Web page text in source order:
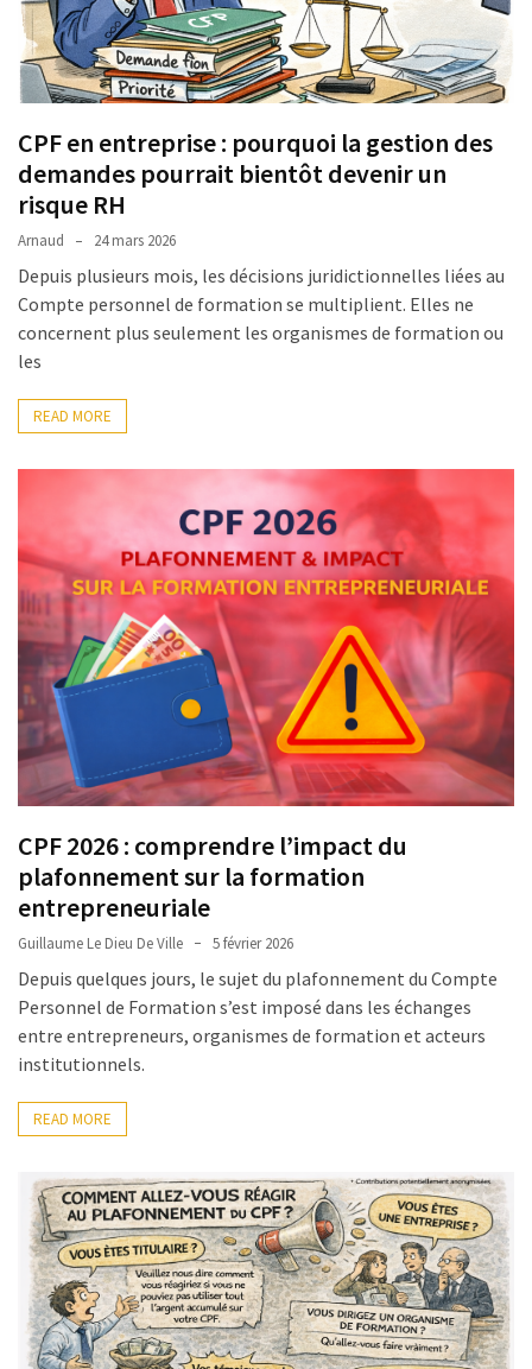
(32)
Certification
(28)
CPF en entreprise : pourquoi la gestion des
demandes pourrait bientôt devenir un
risque RH
Arnaud 24 mars 2026
Depuis plusieurs mois, les décisions juridictionnelles liées au
Compte personnel de formation se multiplient. Elles ne
concernent plus seulement les organismes de formation ou
les
READ MORE
CPF 2026 : comprendre l’impact du
plafonnement sur la formation
entrepreneuriale
Guillaume Le Dieu De Ville 5 février 2026
Depuis quelques jours, le sujet du plafonnement du Compte
Personnel de Formation s’est imposé dans les échanges
entre entrepreneurs, organismes de formation et acteurs
institutionnels.
READ MORE